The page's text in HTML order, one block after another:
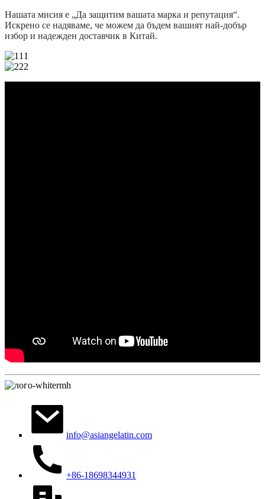
Нашата мисия е „Да защитим вашата марка и репутация“.
Искрено се надяваме, че можем да бъдем вашият най-добър
избор и надежден доставчик в Китай.
info@asiangelatin.com
+86-18698344931